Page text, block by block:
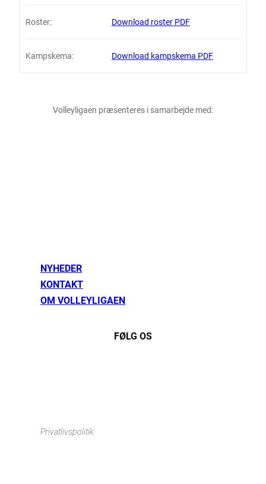
Roster: Download roster PDF
Kampskema: Download kampskema PDF
Volleyligaen præsenteres i samarbejde med:
NYHEDER
KONTAKT
OM VOLLEYLIGAEN
FØLG OS
Privatlivspolitik